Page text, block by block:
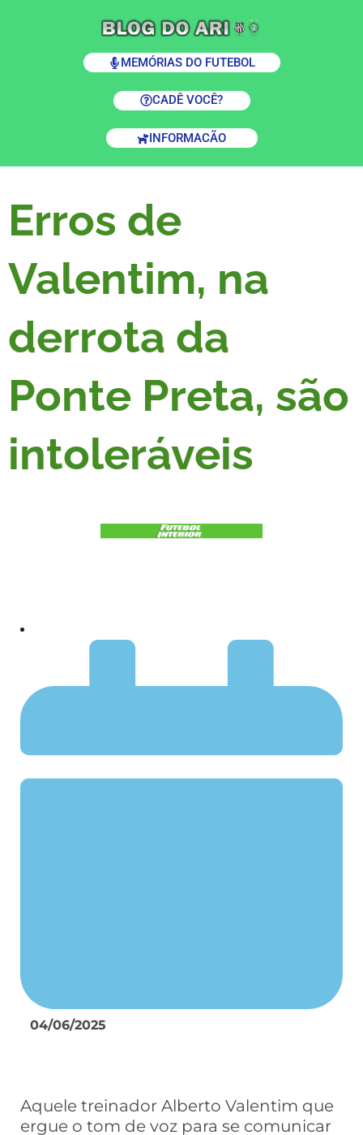
MEMÓRIAS DO FUTEBOL
CADÊ VOCÊ?
INFORMACÃO
Erros de
Valentim, na
derrota da
Ponte Preta, são
intoleráveis
04/06/2025
Aquele treinador Alberto Valentim que
ergue o tom de voz para se comunicar